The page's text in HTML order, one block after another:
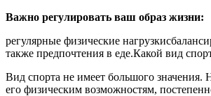
Важно регулировать ваш образ жизни:
регулярные физические
также предпочтения в еде.Какой вид
Вид спорта не имеет большого значения.
его физическим возможностям,